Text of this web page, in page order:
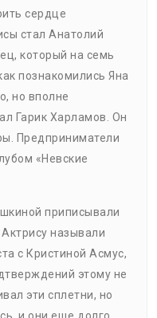
сердце
стал Анатолий
который на семь
познакомились Яна
но вполне
Гарик Харламов. Он
Предприниматели
«Невские
приписывали
называли
с Кристиной Асмус,
этому не
эти сплетни, но